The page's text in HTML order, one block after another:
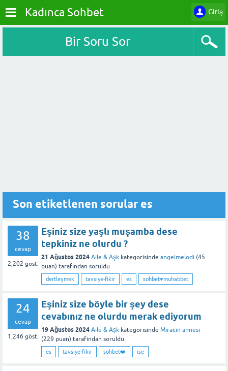
Giriş
Kadınca Sohbet
Bir Soru Sor
Son etiketlenen sorular es
38
cevap
2,202 göst.
Eşiniz size yaşlı muşamba dese
tepkiniz ne olurdu ?
21 Ağustos 2024 Aile & Aşk kategorisinde angelmelodi (45
puan) tarafından soruldu
dertleşmek tavsiye-fikir es sohbet♥️muhabbet
24
cevap
1,246 göst.
Eşiniz size böyle bir şey dese
cevabınız ne olurdu merak ediyorum
19 Ağustos 2024 Aile & Aşk kategorisinde Miracin annesi
(229 puan) tarafından soruldu
es tavsiye-fikir sohbet❤️ ise